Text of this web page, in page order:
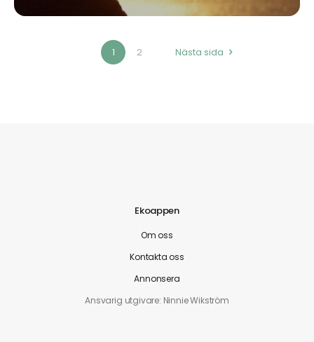
1 2 Nästa sida
Ekoappen
Om oss
Kontakta oss
Annonsera
Ansvarig utgivare: Ninnie Wikström